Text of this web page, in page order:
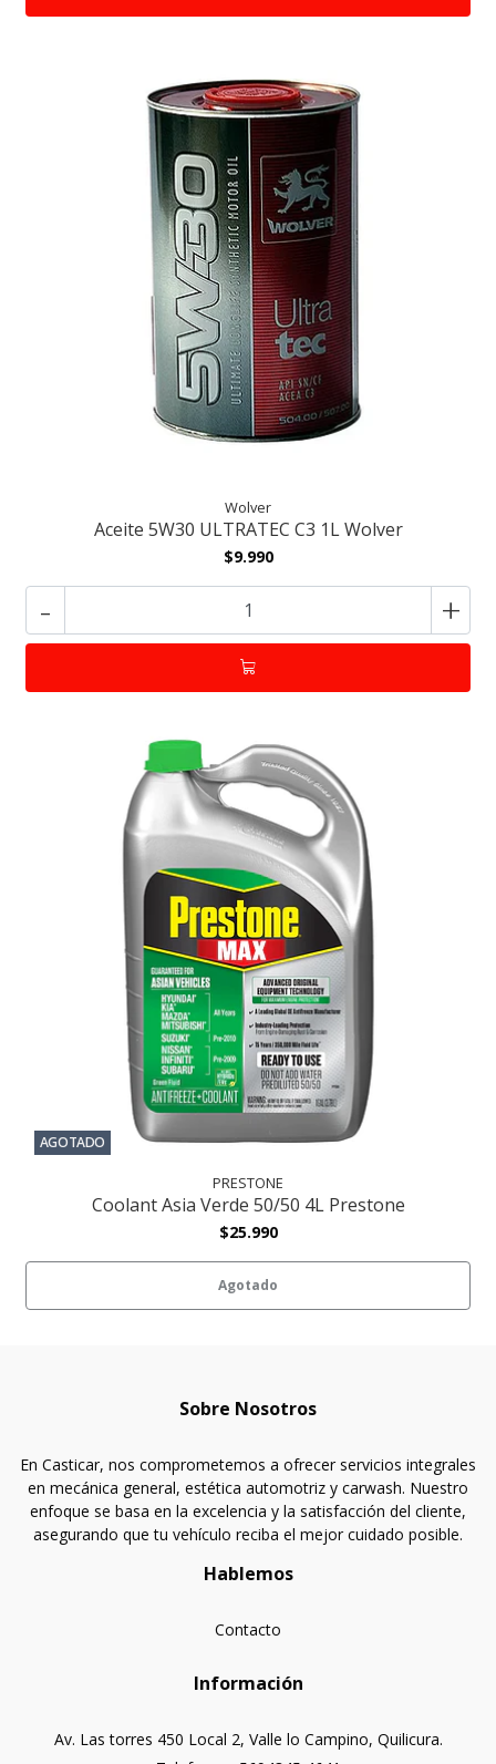
Wolver
Aceite 5W30 ULTRATEC C3 1L Wolver
$9.990
- +
AGOTADO
PRESTONE
Coolant Asia Verde 50/50 4L Prestone
$25.990
Agotado
Sobre Nosotros
En Casticar, nos comprometemos a ofrecer servicios integrales
en mecánica general, estética automotriz y carwash. Nuestro
enfoque se basa en la excelencia y la satisfacción del cliente,
asegurando que tu vehículo reciba el mejor cuidado posible.
Hablemos
Contacto
Información
Av. Las torres 450 Local 2, Valle lo Campino, Quilicura.